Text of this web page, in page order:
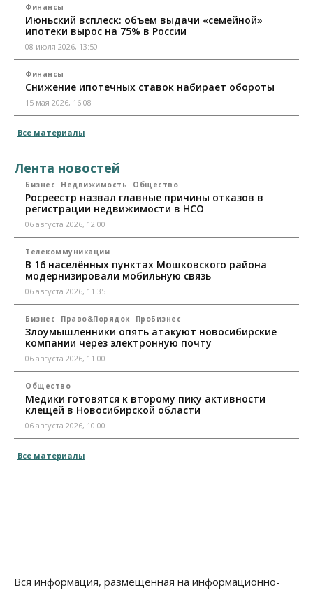
Финансы
Июньский всплеск: объем выдачи «семейной»
ипотеки вырос на 75% в России
08 июля 2026, 13:50
Финансы
Снижение ипотечных ставок набирает обороты
15 мая 2026, 16:08
Все материалы
Лента новостей
Бизнес Недвижимость Общество
Росреестр назвал главные причины отказов в
регистрации недвижимости в НСО
06 августа 2026, 12:00
Телекоммуникации
В 16 населённых пунктах Мошковского района
модернизировали мобильную связь
06 августа 2026, 11:35
Бизнес Право&Порядок ПроБизнес
Злоумышленники опять атакуют новосибирские
компании через электронную почту
06 августа 2026, 11:00
Общество
Медики готовятся к второму пику активности
клещей в Новосибирской области
06 августа 2026, 10:00
Все материалы
Вся информация, размещенная на информационно-